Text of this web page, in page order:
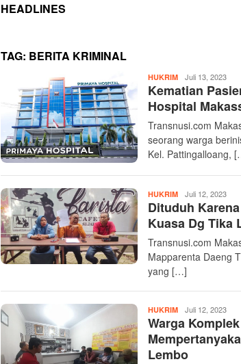
HEADLINES
TAG: BERITA KRIMINAL
HUKRIM Transnusi
Admin
Juli 13, 2023
Kematian
Hospital
Transnusi.com
seorang warga
Kel. Pattingalloang,
HUKRIM Transnusi
Admin
Juli 12, 2023
Dituduh
Kuasa Dg Tika
Transnusi.com
Mapparenta Daeng
yang […]
HUKRIM Transnusi
Admin
Juli 12, 2023
Warga
Lembo